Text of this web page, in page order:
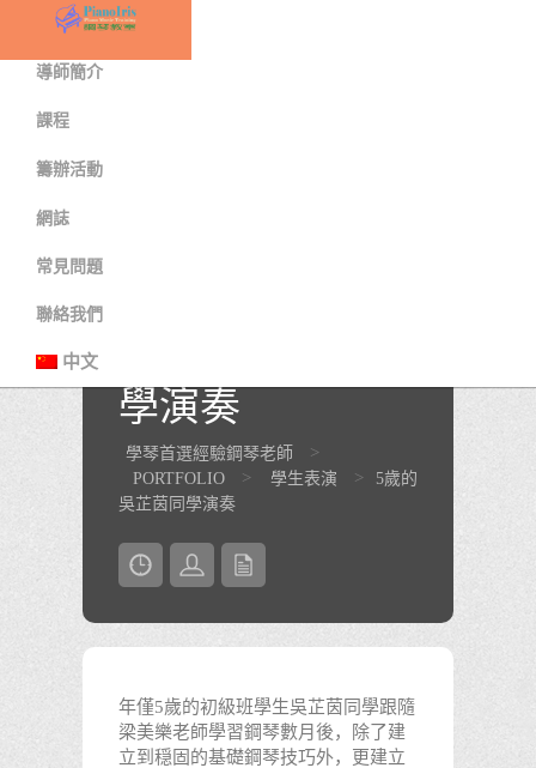
首頁
導師簡介
課程
籌辦活動
網誌
常見問題
聯絡我們
中文
學演奏
學琴首選經驗鋼琴老師 >
PORTFOLIO > 學生表演 >
5歲的
吳芷茵同學演奏
年僅5歲的初級班學生吳芷茵同學跟隨
梁美樂老師學習鋼琴數月後，除了建
立到穏固的基礎鋼琴技巧外，更建立